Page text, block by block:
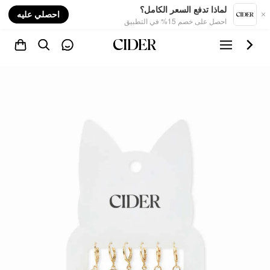
لماذا تدفع السعر الكامل؟
احصل على خصم 15% في التطبيق
احصلي عليه